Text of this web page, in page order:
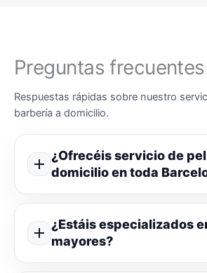
Preguntas frecuentes
Respuestas rápidas sobre nuestro
barbería a domicilio.
¿Ofrecéis servicio de
domicilio en toda
¿Estáis especializados
mayores?